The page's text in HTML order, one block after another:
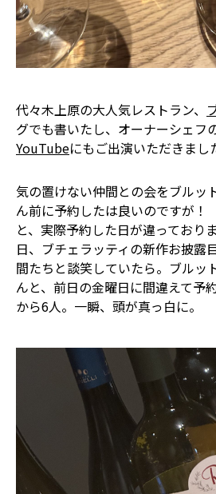
代々木上原の大人気レストラン、
グでも書いたし、オーナーシェフ
YouTubeにもご出演いただきまし
気の置けない仲間との会をブルッ
ん前に予約したは良いのですが
と、実際予約した日が違っており
日、ブチェラッティの新作お披露
間たちと談笑していたら。ブルッ
んと、前日の金曜日に間違えて予
から6人。一瞬、頭が真っ白に。